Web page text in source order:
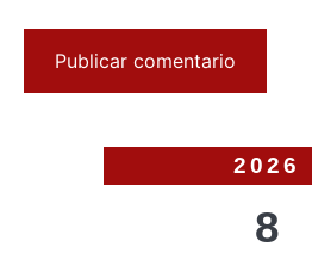
2026
8